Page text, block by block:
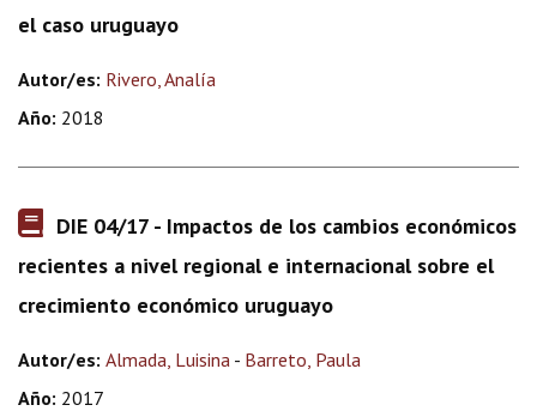
el caso uruguayo
Autor/es: Rivero, Analía
Año: 2018
DIE 04/17 - Impactos de los cambios económicos
recientes a nivel regional e internacional sobre el
crecimiento económico uruguayo
Autor/es: Almada, Luisina - Barreto, Paula
Año: 2017